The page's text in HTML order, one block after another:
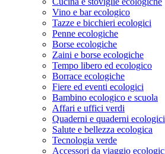
Vino e bar ecologico
Tazze e bicchieri ecologici
Penne ecologiche
Borse ecologiche
Zaini e borse ecologiche
Tempo libero ed ecologico
Borrace ecologiche
Fiere ed eventi ecologici
Bambino ecologico e scuola
Affari e uffici verdi
Quaderni e quaderni ecologici
Salute e bellezza ecologica
Tecnologia verde
Accessori da viaggio